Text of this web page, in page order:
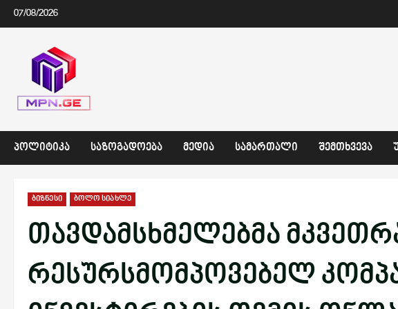
Skip
to
07/08/2026
ᲞᲝᲚᲘᲢᲘᲙᲐ ᲡᲐᲖᲝᲒᲐᲓᲝᲔᲑᲐ ᲛᲔᲓᲘᲐ ᲡᲐᲛᲐᲠᲗᲐᲚᲘ ᲨᲔᲛᲗᲮᲕᲔᲕᲐ
ბიზნესი ბოლო სიახლე
თავდამსხმელებმა
რესურსმომპოვებელ